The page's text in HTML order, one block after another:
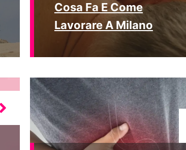
Cosa Fa E Come
Lavorare A Milano